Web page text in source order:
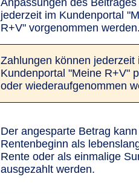
jederzeit im Kunden­portal
R+V" vorge­nommen
Zahlungen können jederzeit
Kunden­portal "Meine R+V"
oder wiederauf­genommen
Der angesparte Betrag
Renten­beginn als
Rente oder als einmalige
ausgezahlt werden.